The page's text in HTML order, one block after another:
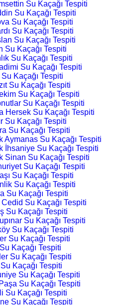
Su Kaçağı Tespiti
Su Kaçağı Tespiti
Su Kaçağı Tespiti
Su Kaçağı Tespiti
Su Kaçağı Tespiti
Su Kaçağı Tespiti
Su Kaçağı Tespiti
Su Kaçağı Tespiti
Kaçağı Tespiti
Su Kaçağı Tespiti
Su Kaçağı Tespiti
Su Kaçağı Tespiti
Hersek Su Kaçağı Tespiti
Su Kaçağı Tespiti
Su Kaçağı Tespiti
Aymanas Su Kaçağı Tespiti
İhsaniye Su Kaçağı Tespiti
Sinan Su Kaçağı Tespiti
Su Kaçağı Tespiti
Su Kaçağı Tespiti
Su Kaçağı Tespiti
Su Kaçağı Tespiti
Su Kaçağı Tespiti
Su Kaçağı Tespiti
Su Kaçağı Tespiti
Su Kaçağı Tespiti
Su Kaçağı Tespiti
Kaçağı Tespiti
Su Kaçağı Tespiti
Kaçağı Tespiti
Su Kaçağı Tespiti
Su Kaçağı Tespiti
Su Kaçağı Tespiti
Su Kaçağı Tespiti